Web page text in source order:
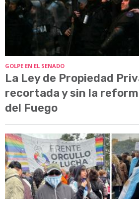
GOLPE EN EL SENADO
La Ley de Propiedad
recortada y sin la
del Fuego